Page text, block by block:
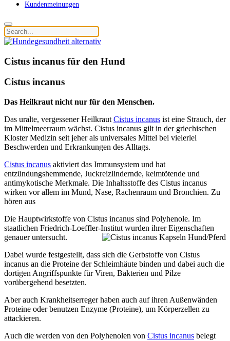
Kundenmeinungen
Cistus incanus für den Hund
Cistus incanus
Das Heilkraut nicht nur für den Menschen.
Das uralte, vergessener Heilkraut Cistus incanus ist eine Strauch, der
im Mittelmeerraum wächst. Cistus incanus gilt in der griechischen
Kloster Medizin seit jeher als universales Mittel bei vielerlei
Beschwerden und Erkrankungen des Alltags.
Cistus incanus aktiviert das Immunsystem und hat
entzündungshemmende, Juckreizlindernde, keimtötende und
antimykotische Merkmale. Die Inhaltsstoffe des Cistus incanus
wirken vor allem im Mund, Nase, Rachenraum und Bronchien. Zu
hören aus
Die Hauptwirkstoffe von Cistus incanus sind Polyhenole. Im
staatlichen Friedrich-Loeffler-Institut wurden ihrerEigenschaften
genauer untersucht.
Dabei wurde festgestellt, dass sich die Gerbstoffe von Cistus
incanus an die Proteine der Schleimhäute binden und dabei auch die
dortigen Angriffspunkte für Viren, Bakterien und Pilze
vorübergehend besetzten.
Aber auch Krankheitserreger haben auch auf ihren Außenwänden
Proteine oder benutzen Enzyme (Proteine), um Körperzellen zu
attackieren.
Auch die werden von den Polyhenolen von Cistus incanus belegt